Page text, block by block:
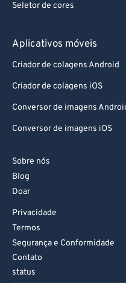
Seletor de cores
Aplicativos móveis
Criador de colagens Android
Criador de colagens iOS
Conversor de imagens
Conversor de imagens iOS
Sobre nós
Blog
Doar
Privacidade
Termos
Segurança e Conformidade
Contato
status